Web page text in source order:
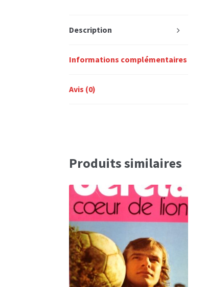
Description
Informations complémentaires
Avis (0)
Produits similaires